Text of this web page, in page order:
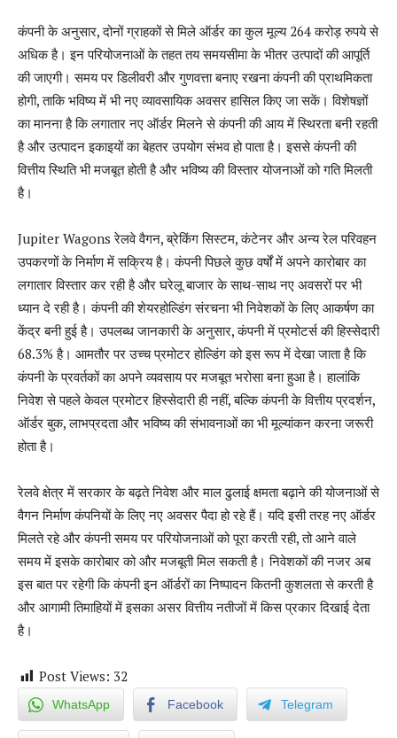
कंपनी के अनुसार, दोनों ग्राहकों से मिले ऑर्डर का कुल मूल्य 264 करोड़ रुपये से
अधिक है। इन परियोजनाओं के तहत तय समयसीमा के भीतर उत्पादों की आपूर्ति
की जाएगी। समय पर डिलीवरी और गुणवत्ता बनाए रखना कंपनी की प्राथमिकता
होगी, ताकि भविष्य में भी नए व्यावसायिक अवसर हासिल किए जा सकें। विशेषज्ञों
का मानना है कि लगातार नए ऑर्डर मिलने से कंपनी की आय में स्थिरता बनी रहती
है और उत्पादन इकाइयों का बेहतर उपयोग संभव हो पाता है। इससे कंपनी की
वित्तीय स्थिति भी मजबूत होती है और भविष्य की विस्तार योजनाओं को गति मिलती
है।
Jupiter Wagons रेलवे वैगन, ब्रेकिंग सिस्टम, कंटेनर और अन्य रेल परिवहन
उपकरणों के निर्माण में सक्रिय है। कंपनी पिछले कुछ वर्षों में अपने कारोबार का
लगातार विस्तार कर रही है और घरेलू बाजार के साथ-साथ नए अवसरों पर भी
ध्यान दे रही है। कंपनी की शेयरहोल्डिंग संरचना भी निवेशकों के लिए आकर्षण का
केंद्र बनी हुई है। उपलब्ध जानकारी के अनुसार, कंपनी में प्रमोटर्स की हिस्सेदारी
68.3% है। आमतौर पर उच्च प्रमोटर होल्डिंग को इस रूप में देखा जाता है कि
कंपनी के प्रवर्तकों का अपने व्यवसाय पर मजबूत भरोसा बना हुआ है। हालांकि
निवेश से पहले केवल प्रमोटर हिस्सेदारी ही नहीं, बल्कि कंपनी के वित्तीय प्रदर्शन,
ऑर्डर बुक, लाभप्रदता और भविष्य की संभावनाओं का भी मूल्यांकन करना जरूरी
होता है।
रेलवे क्षेत्र में सरकार के बढ़ते निवेश और माल ढुलाई क्षमता बढ़ाने की योजनाओं से
वैगन निर्माण कंपनियों के लिए नए अवसर पैदा हो रहे हैं। यदि इसी तरह नए ऑर्डर
मिलते रहे और कंपनी समय पर परियोजनाओं को पूरा करती रही, तो आने वाले
समय में इसके कारोबार को और मजबूती मिल सकती है। निवेशकों की नजर अब
इस बात पर रहेगी कि कंपनी इन ऑर्डरों का निष्पादन कितनी कुशलता से करती है
और आगामी तिमाहियों में इसका असर वित्तीय नतीजों में किस प्रकार दिखाई देता
है।
Post Views: 32
WhatsApp Facebook Telegram